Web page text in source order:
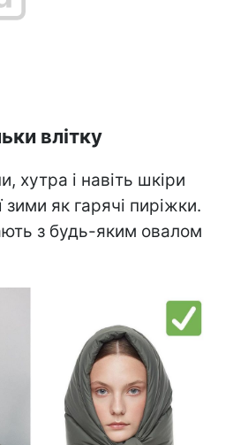
влітку
хутра і навіть шкіри
зими як гарячі пиріжки.
з будь-яким овалом